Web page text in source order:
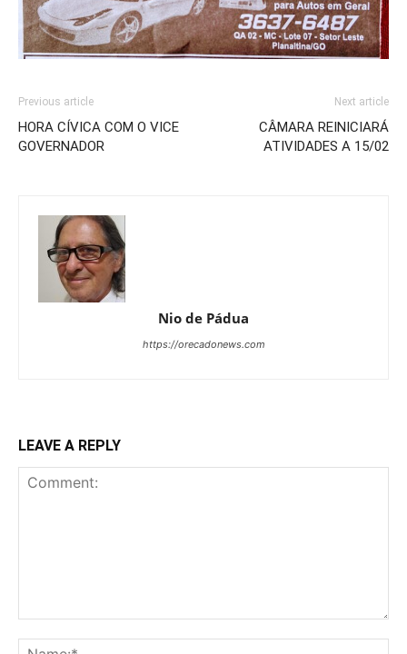
Previous article
HORA CÍVICA COM O VICE
GOVERNADOR
Next article
CÂMARA REINICIARÁ
ATIVIDADES A 15/02
Nio de Pádua
https://orecadonews.com
LEAVE A REPLY